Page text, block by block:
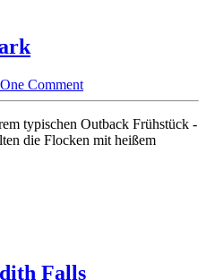
One Comment
typischen Outback Frühstück -
die Flocken mit heißem
Falls